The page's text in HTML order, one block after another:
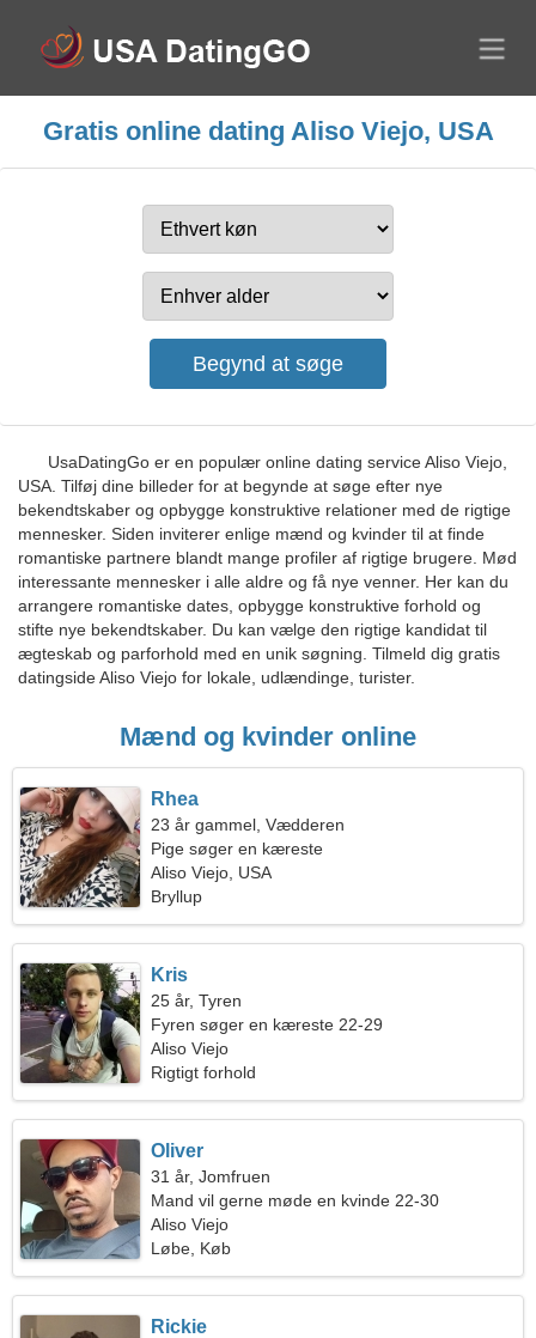
Gratis online dating Aliso Viejo, USA
UsaDatingGo er en populær online dating service Aliso Viejo,
USA. Tilføj dine billeder for at begynde at søge efter nye
bekendtskaber og opbygge konstruktive relationer med de rigtige
mennesker. Siden inviterer enlige mænd og kvinder til at finde
romantiske partnere blandt mange profiler af rigtige brugere. Mød
interessante mennesker i alle aldre og få nye venner. Her kan du
arrangere romantiske dates, opbygge konstruktive forhold og
stifte nye bekendtskaber. Du kan vælge den rigtige kandidat til
ægteskab og parforhold med en unik søgning. Tilmeld dig gratis
datingside Aliso Viejo for lokale, udlændinge, turister.
Mænd og kvinder online
Rhea
23 år gammel, Vædderen
Pige søger en kæreste
Aliso Viejo, USA
Bryllup
Kris
25 år, Tyren
Fyren søger en kæreste 22-29
Aliso Viejo
Rigtigt forhold
Oliver
31 år, Jomfruen
Mand vil gerne møde en kvinde 22-30
Aliso Viejo
Løbe, Køb
Rickie